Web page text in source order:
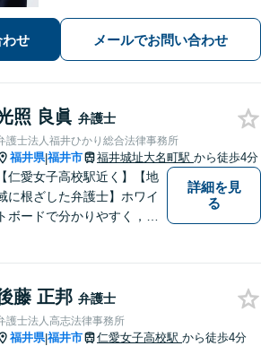
ております。企業法務/債権回収/離婚問
題【当日・夜間・土日対応可（要相
せ メールでお問い合わせ
照 良眞 弁護士
護士法人福井ひかり総合法律事務所
福井県|福井市 福井城址大名町駅 から徒歩4分
【仁愛女子高校駅近く】【地
に根ざした弁護士】ホワイ
トボードで分かりやすく，納
広く対応可能。【明確な料
体系】法律トラブルでお悩
の方は、お気軽にご相談く
詳細を見
る
藤 正邦 弁護士
護士法人高志法律事務所
福井県|福井市 仁愛女子高校駅 から徒歩4分